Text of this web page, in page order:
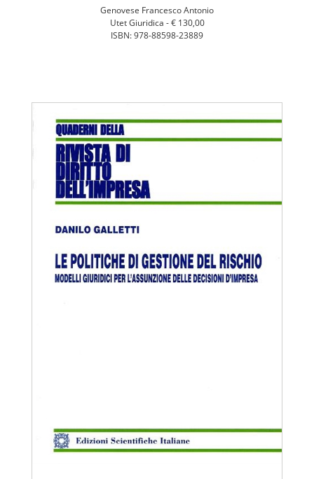
Genovese Francesco Antonio
Utet Giuridica -€ 130,00
ISBN: 978-88598-23889